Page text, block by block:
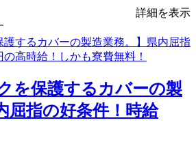
詳細を表示
を保護するカバーの製
屈指の好条件！時給